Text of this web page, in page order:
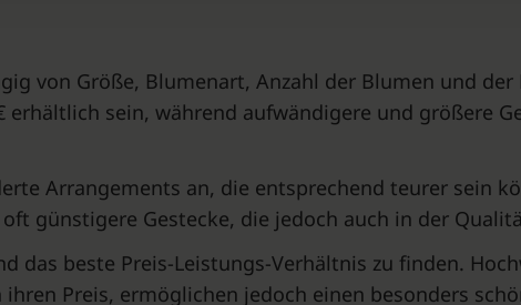
von Größe, Blumenart, Anzahl der Blumen und
sein, während aufwändigere und größere
Arrangements an, die entsprechend teurer sein
günstigere Gestecke, die jedoch auch in der
das beste Preis-Leistungs-Verhältnis zu finden.
ihren Preis, ermöglichen jedoch einen besonders